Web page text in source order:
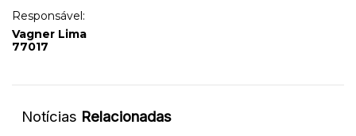
Responsável:
Vagner Lima
77017
Notícias Relacionadas